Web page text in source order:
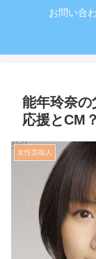
お問い合
能年玲奈の
応援とCM？
女性芸能人